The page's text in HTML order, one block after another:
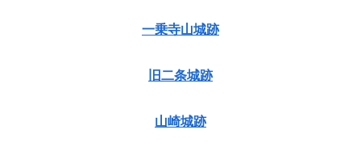
一乗寺山城跡
旧二条城跡
山崎城跡